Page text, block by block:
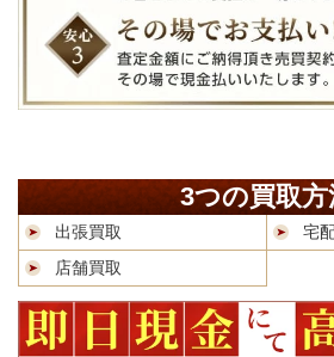
3つの買取方
出張買取
宅
店舗買取